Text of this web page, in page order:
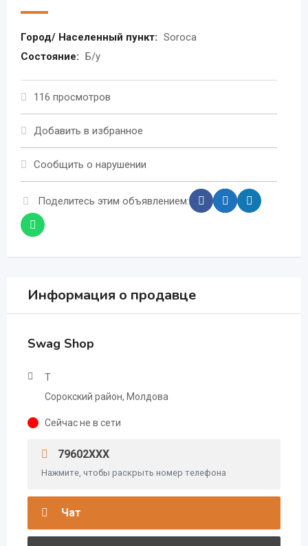
Город/ Населенный пункт: Soroca
Состояние: Б/у
116 просмотров
Добавить в избранное
Сообщить о нарушении
Поделитесь этим объявлением:
Информация о продавце
Swag Shop
T
Сорокский район, Молдова
Сейчас не в сети
79602XXX
Нажмите, чтобы раскрыть номер телефона
Чат